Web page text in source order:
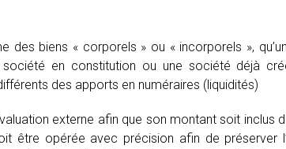
biens « corporels » ou « incorporels »,
en constitution ou une société déjà
des apports en numéraires (liquidités)
externe afin que son montant soit inclus
être opérée avec précision afin de préserver